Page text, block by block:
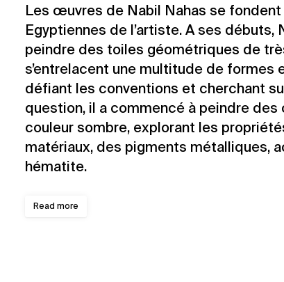
Les œuvres de Nabil Nahas se
Egyptiennes de l’artiste. A ses débuts,
peindre des toiles géométriques de
s’entrelacent une multitude de formes
défiant les conventions et cherchant
question, il a commencé à peindre
couleur sombre, explorant les
matériaux, des pigments métalliques,
hématite.
Read more